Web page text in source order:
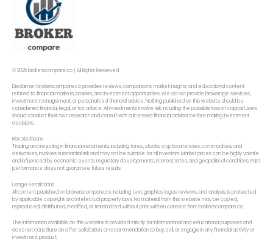
© 2026 brokerscompare.co | All Rights Reserved
Disclaimer: brokerscompare.co provides reviews, comparisons, market insights, and educational content
related to financial markets, brokers, and investment opportunities. We do not provide brokerage services,
investment management, or personalized financial advice. Nothing published on this website should be
considered financial, legal, or tax advice. All investments involve risk, including the possible loss of capital. Users
should conduct their own research and consult with a licensed financial advisor before making investment
decisions.
Risk Disclosure
Trading and investing in financial instruments, including forex,, stocks, cryptocurrencies, commodities, and
derivatives, involves substantial risk and may not be suitable for all investors. Market prices can be highly volatile
and influenced by economic events, regulatory developments, interest rates, and geopolitical conditions. Past
performance does not guarantee future results.
Usage Restrictions
All content published on brokerscompare.co, including text, graphics, logos, reviews, and analysis, is protected
by applicable copyright and intellectual property laws. No material from this website may be copied,
reproduced, distributed, modified, or transmitted without prior written consent from brokerscompare.co.
The information available on this website is provided strictly for informational and educational purposes and
does not constitute an offer, solicitation, or recommendation to buy, sell, or engage in any financial activity or
investment product.